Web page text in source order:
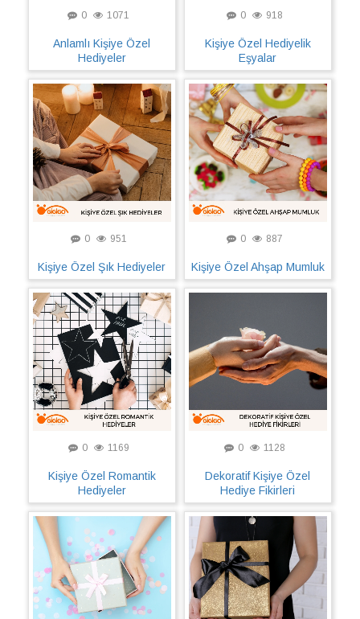
0 1071
Anlamlı Kişiye Özel
Hediyeler
0 918
Kişiye Özel Hediyelik
Eşyalar
0 951
Kişiye Özel Şık Hediyeler
0 887
Kişiye Özel Ahşap Mumluk
0 1169
Kişiye Özel Romantik
Hediyeler
0 1128
Dekoratif Kişiye Özel
Hediye Fikirleri